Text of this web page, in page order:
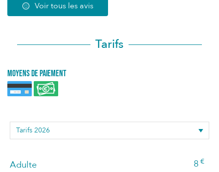
Voir tous les avis
Tarifs
Moyens de paiement
Adulte 8 €